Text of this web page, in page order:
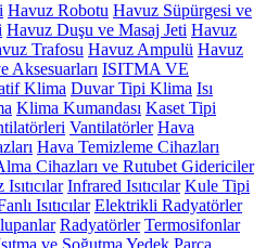
Havuz Robotu Havuz Süpürgesi ve
Havuz Duşu ve Masaj Jeti Havuz
Trafosu Havuz Ampulü Havuz
Aksesuarları ISITMA VE
Klima Duvar Tipi Klima Isı
Klima Kumandası Kaset Tipi
Vantilatörler Hava
Hava Temizleme Cihazları
Cihazları ve Rutubet Gidericiler
Infrared Isıtıcılar Kule Tipi
Isıtıcılar Elektrikli Radyatörler
Radyatörler Termosifonlar
ve Soğutma Yedek Parça